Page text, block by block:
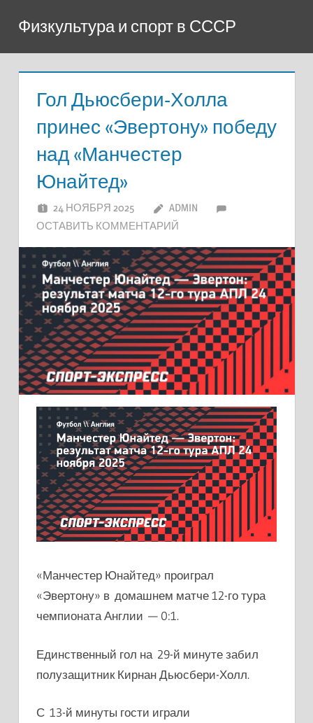
содержимому
Физкультура и спорт в СССР
Гол Дьюсбери-Холла
принес «Эвертону» победу
над «Манчестер
Юнайтед»
24 НОЯБРЯ 2025
ADMIN
ОСТАВИТЬ КОММЕНТАРИЙ
«Манчестер Юнайтед» проиграл
«Эвертону» в домашнем матче 12-го тура
чемпионата Англии — 0:1.
Единственный гол на 29-й минуте забил
полузащитник Кирнан Дьюсбери-Холл.
С 13-й минуты гости играли